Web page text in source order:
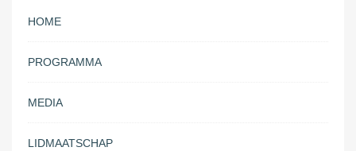
HOME
PROGRAMMA
MEDIA
LIDMAATSCHAP